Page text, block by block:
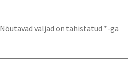
Nõutavad väljad on tähistatud *-ga